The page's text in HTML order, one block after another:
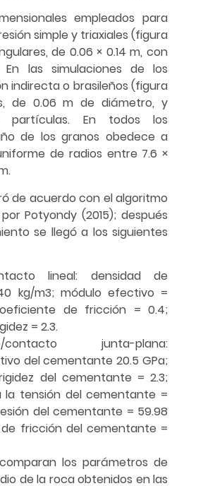
empleados para
simple y triaxiales (figura
de 0.06 × 0.14 m, con
En las simulaciones de los
indirecta o brasileños (figura
de 0.06 m de diámetro, y
partículas. En todos los
de los granos obedece a
de radios entre 7.6 ×
de acuerdo con el algoritmo
Potyondy (2015); después
se llegó a los siguientes
lineal: densidad de
kg/m3; módulo efectivo =
de fricción = 0.4;
= 2.3.
contacto junta-plana:
del cementante 20.5 GPa;
del cementante = 2.3;
la tensión del cementante =
del cementante = 59.98
de fricción del cementante =
los parámetros de
de la roca obtenidos en las